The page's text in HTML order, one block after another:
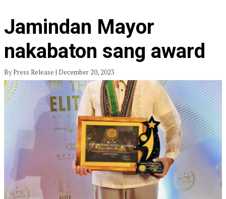
Jamindan Mayor
nakabaton sang award
By Press Release | December 20, 2023